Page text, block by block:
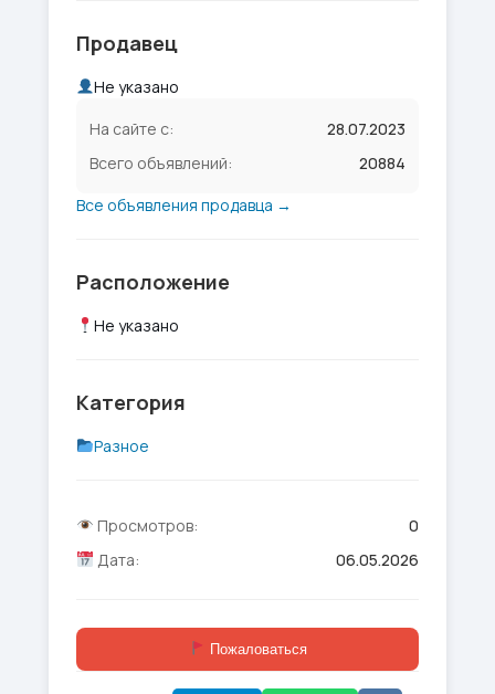
Продавец
Не указано
На сайте с:
28.07.2023
Всего объявлений:
20884
Все объявления продавца →
Расположение
Не указано
Категория
Разное
Просмотров:
0
Дата:
06.05.2026
Пожаловаться